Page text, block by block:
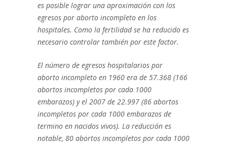
es posible lograr una aproximación con los
egresos por aborto incompleto en los
hospitales. Como la fertilidad se ha reducido es
necesario controlar también por este factor.
El número de egresos hospitalarios por
aborto incompleto en 1960 era de 57.368 (166
abortos incompletos por cada 1000
embarazos) y el 2007 de 22.997 (86 abortos
incompletos por cada 1000 embarazos de
termino en nacidos vivos). La reducción es
notable, 80 abortos incompletos por cada 1000